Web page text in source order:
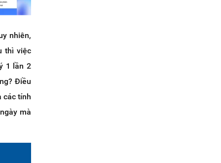
nhiên,
thì việc
1 lần 2
Điều
các tính
mà